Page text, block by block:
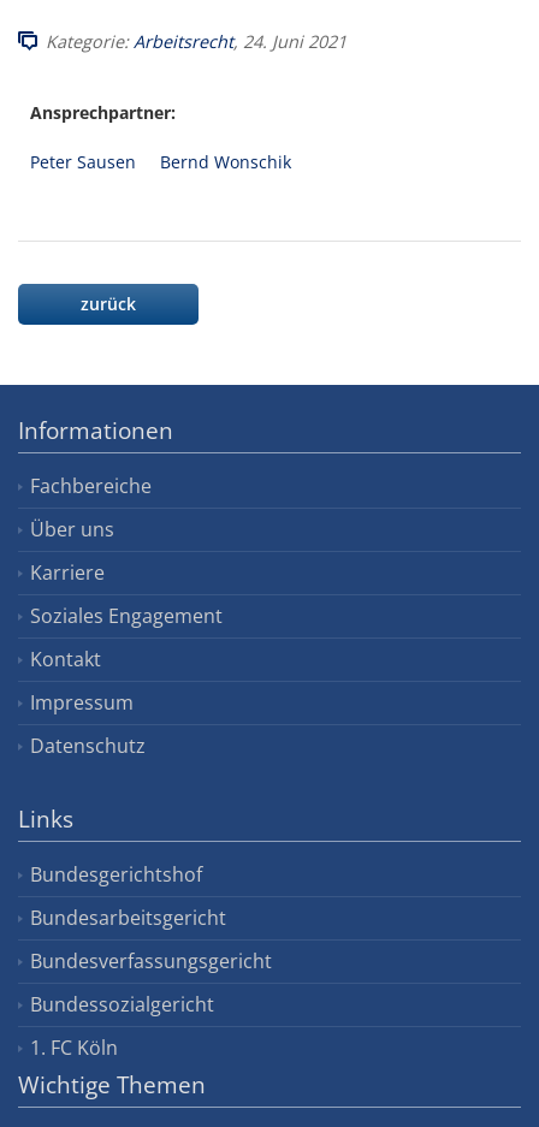
Kategorie:Arbeitsrecht, 24. Juni 2021
Ansprechpartner:
Peter Sausen Bernd Wonschik
zurück
Informationen
Fachbereiche
Über uns
Karriere
Soziales Engagement
Kontakt
Impressum
Datenschutz
Links
Bundesgerichtshof
Bundesarbeitsgericht
Bundesverfassungsgericht
Bundessozialgericht
1. FC Köln
Wichtige Themen